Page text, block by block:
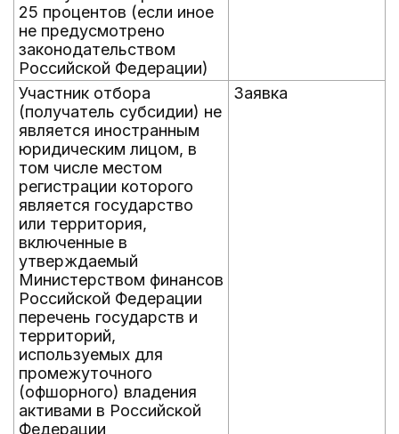
25 процентов (если иное
не предусмотрено
законодательством
Российской Федерации)
Участник отбора
(получатель субсидии) не
является иностранным
юридическим лицом, в
том числе местом
регистрации которого
является государство
или территория,
включенные в
утверждаемый
Министерством финансов
Российской Федерации
перечень государств и
территорий,
используемых для
промежуточного
(офшорного) владения
активами в Российской
Федерации
Заявка